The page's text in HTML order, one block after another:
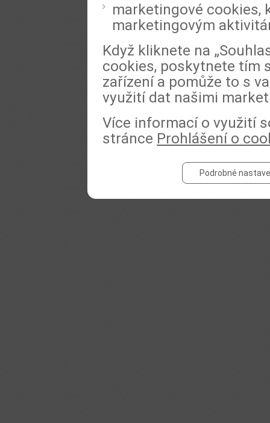
marketingové cookies,
marketingovým
Když kliknete na
cookies, poskytnete tím
zařízení a pomůže to s
využití dat našimi
Více informací o využití
stránce Prohlášení o
Podrobné